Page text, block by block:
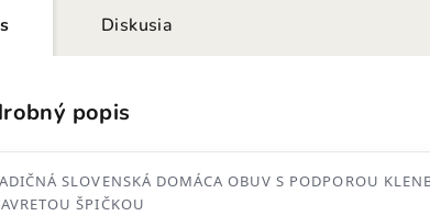
Diskusia
popis
SLOVENSKÁ DOMÁCA OBUV S PODPOROU
ŠPIČKOU